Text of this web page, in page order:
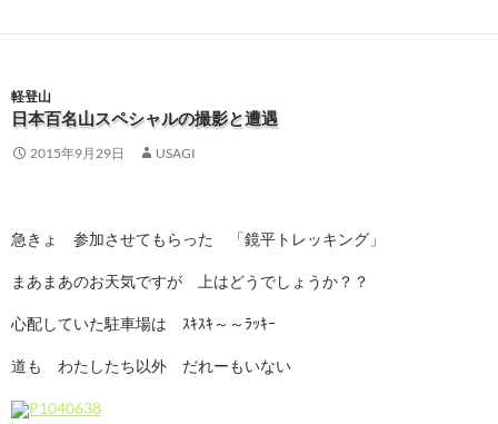
軽登山
日本百名山スペシャルの撮影と遭遇
2015年9月29日 USAGI
急きょ 参加させてもらった 「鏡平トレッキング」
まあまあのお天気ですが 上はどうでしょうか？？
心配していた駐車場は ｽｷｽｷ～～ﾗｯｷｰ
道も わたしたち以外 だれーもいない